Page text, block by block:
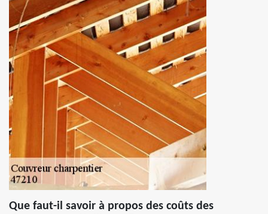
Que faut-il savoir à propos des coûts des